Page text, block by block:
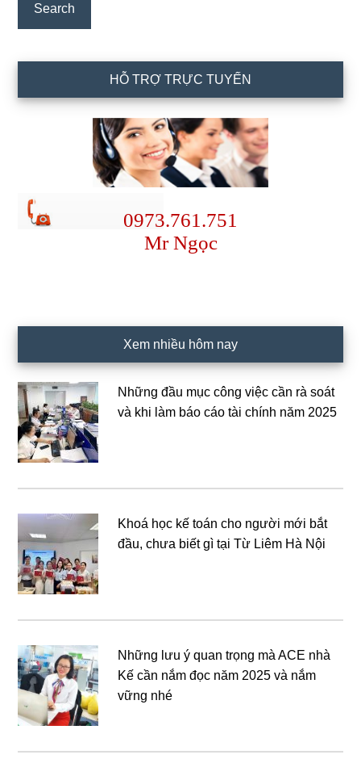
HỖ TRỢ TRỰC TUYẾN
0973.761.751
Mr Ngọc
Xem nhiều hôm nay
Những đầu mục công việc cần rà soát
và khi làm báo cáo tài chính năm 2025
Khoá học kế toán cho người mới bắt
đầu, chưa biết gì tại Từ Liêm Hà Nội
Những lưu ý quan trọng mà ACE nhà
Kế cần nắm đọc năm 2025 và nắm
vững nhé